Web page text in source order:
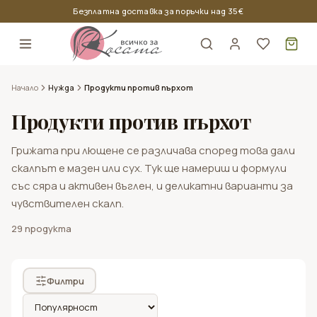
Безплатна доставка за поръчки над 35 €
Амонячна боя за коса
Безамонячна боя за коса
Лак за коса
Гел за коса
Продукти за брада
Продукти за тънка коса
Продукти за боядисана коса
Продукти за мазна коса
Nook
Kaaral
Nouvelle
Начало Нужда Продукти против пърхот
Продукти против пърхот
Грижата при лющене се различава според това дали
скалпът е мазен или сух. Тук ще намериш и формули
със сяра и активен въглен, и деликатни варианти за
чувствителен скалп.
29 продукта
Филтри